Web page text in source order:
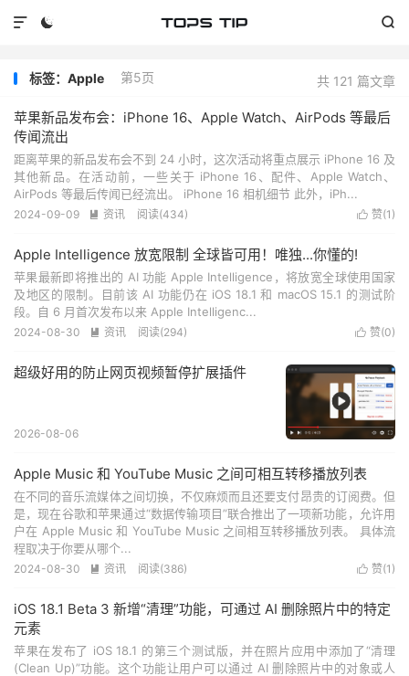
 

共 121 篇文章
标签：Apple 第5页
苹果新品发布会：iPhone 16、Apple Watch、AirPods 等最后
传闻流出
距离苹果的新品发布会不到 24 小时，这次活动将重点展示 iPhone 16 及
其他新品。在活动前，一些关于 iPhone 16、配件、Apple Watch、
AirPods 等最后传闻已经流出。 iPhone 16 相机细节 此外，iPh...
 赞(1 )
2024-09-09  资讯 阅读(434)
Apple Intelligence 放宽限制 全球皆可用！唯独...你懂的!
苹果最新即将推出的 AI 功能 Apple Intelligence，将放宽全球使用国家
及地区的限制。目前该 AI 功能仍在 iOS 18.1 和 macOS 15.1 的测试阶
段。自 6 月首次发布以来 Apple Intelligenc...
 赞(0)
2024-08-30  资讯 阅读(294)
超级好用的防止网页视频暂停扩展插件
2026-08-06
Apple Music 和 YouTube Music 之间可相互转移播放列表
在不同的音乐流媒体之间切换，不仅麻烦而且还要支付昂贵的订阅费。但
是，现在谷歌和苹果通过“数据传输项目”联合推出了一项新功能，允许用
户在 Apple Music 和 YouTube Music 之间相互转移播放列表。 具体流
程取决于你要从哪个...
 赞(1 )
2024-08-30  资讯 阅读(386)
iOS 18.1 Beta 3 新增“清理”功能，可通过 AI 删除照片中的特定
元素
苹果在发布了 iOS 18.1 的第三个测试版，并在照片应用中添加了“清理
(Clean Up)”功能。这个功能让用户可以通过 AI 删除照片中的对象或人